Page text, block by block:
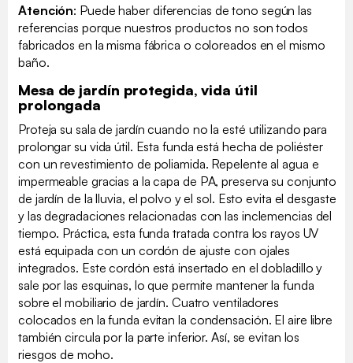
Atención: Puede haber diferencias de tono según las
referencias porque nuestros productos no son todos
fabricados en la misma fábrica o coloreados en el mismo
baño.
Mesa de jardín protegida, vida útil
prolongada
Proteja su sala de jardín cuando no la esté utilizando para
prolongar su vida útil. Esta funda está hecha de poliéster
con un revestimiento de poliamida. Repelente al agua e
impermeable gracias a la capa de PA, preserva su conjunto
de jardín de la lluvia, el polvo y el sol. Esto evita el desgaste
y las degradaciones relacionadas con las inclemencias del
tiempo. Práctica, esta funda tratada contra los rayos UV
está equipada con un cordón de ajuste con ojales
integrados. Este cordón está insertado en el dobladillo y
sale por las esquinas, lo que permite mantener la funda
sobre el mobiliario de jardín. Cuatro ventiladores
colocados en la funda evitan la condensación. El aire libre
también circula por la parte inferior. Así, se evitan los
riesgos de moho.